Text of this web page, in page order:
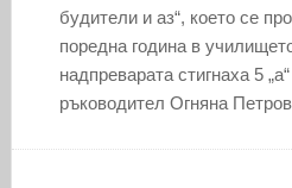
будители и аз“, което се
поредна година в
надпреварата стигнаха 5
ръководител Огняна